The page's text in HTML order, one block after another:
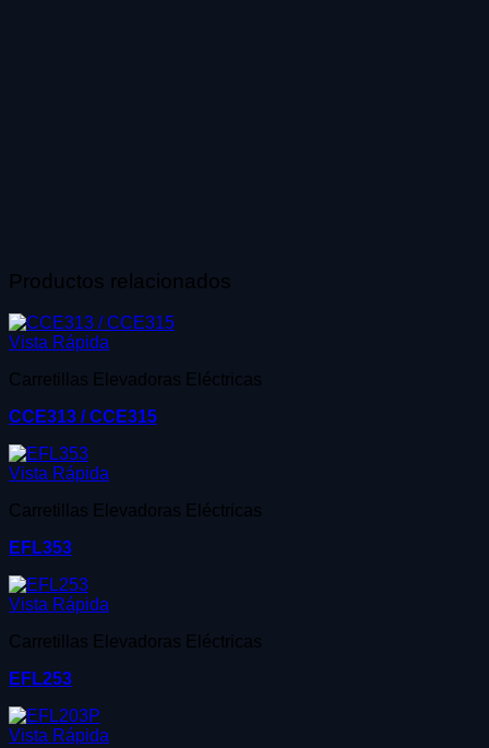
Productos relacionados
Vista Rápida
Carretillas Elevadoras Eléctricas
CCE313 / CCE315
Vista Rápida
Carretillas Elevadoras Eléctricas
EFL353
Vista Rápida
Carretillas Elevadoras Eléctricas
EFL253
Vista Rápida